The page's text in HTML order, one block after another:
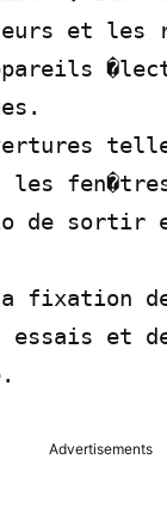
et les
les
de sortir
fixation
et
Advertisements